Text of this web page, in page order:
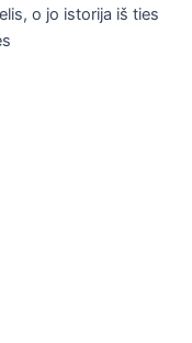
o jo istorija iš ties